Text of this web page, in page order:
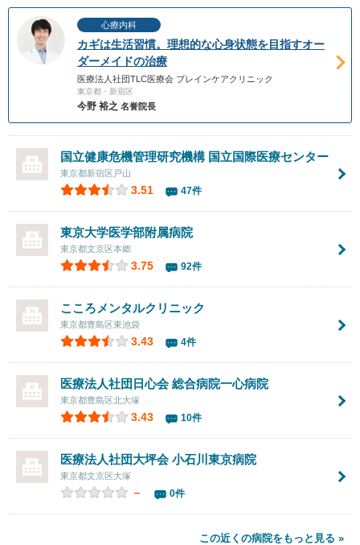
心療内科
カギは生活習慣。理想的な心身状態を目指すオー
ダーメイドの治療
医療法人社団TLC医療会 ブレインケアクリニック
東京都・新宿区
今野 裕之 名誉院長
国立健康危機管理研究機構 国立国際医療センター
東京都新宿区戸山
3.51 47件
東京大学医学部附属病院
東京都文京区本郷
3.75 92件
こころメンタルクリニック
東京都豊島区東池袋
3.43 4件
医療法人社団日心会 総合病院一心病院
東京都豊島区北大塚
3.43 10件
医療法人社団大坪会小石川東京病院
東京都文京区大塚
－ 0件
この近くの病院をもっと見る »